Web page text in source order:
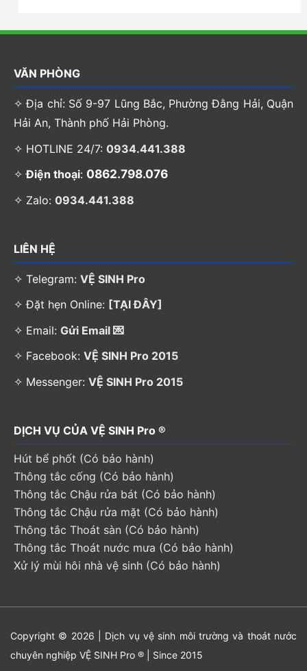
VĂN PHÒNG
✧ Địa chỉ: Số 9-97 Lũng Bắc, Phường Đằng Hải, Quận
Hải An, Thành phố Hải Phòng.
✧ HOTLINE 24/7: 0934.441.388
✧Điện thoại: 0862.798.076
✧ Zalo: 0934.441.388
LIÊN HỆ
✧ Telegram: VỆ SINH Pro
✧ Đặt hẹn Online: [TẠI ĐÂY]
✧ Email: Gửi Email 💌
✧ Facebook: VỆ SINH Pro 2015
✧ Messenger: VỆ SINH Pro 2015
DỊCH VỤ CỦA VỆ SINH Pro ®
Hút bể phốt (Có bảo hành)
Thông tắc cống (Có bảo hành)
Thông tắc Chậu rửa bát (Có bảo hành)
Thông tắc Chậu rửa mặt (Có bảo hành)
Thông tắc Thoát sàn (Có bảo hành)
Thông tắc Thoát nước mưa (Có bảo hành)
Xử lý mùi hôi nhà vệ sinh (Có bảo hành)
Copyright © 2026 | Dịch vụ vệ sinh môi trường và thoát nước
chuyên nghiệp VỆ SINH Pro ® | Since 2015